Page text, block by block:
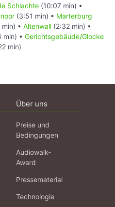
Schlachte (10:07 min) •
(3:51 min) • Marterburg
• Altenwall (2:32 min) •
min) • Gerichtsgebäude/Glocke
min)
Über uns
Preise und
Bedingungen
Audiowalk-
Award
Pressematerial
Technologie